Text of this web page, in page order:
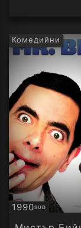
Комедийни
1990SUB
Субтитри